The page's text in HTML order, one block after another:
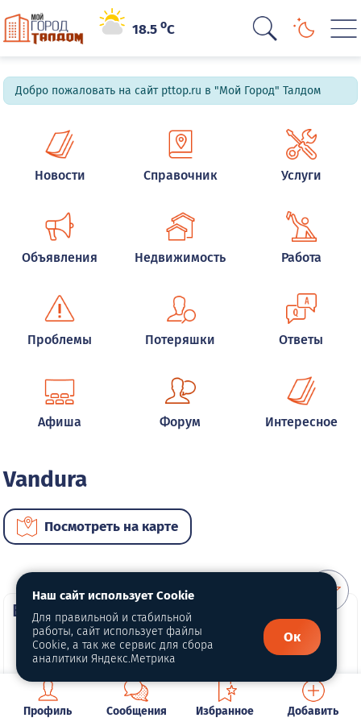
18.5oC
Добро пожаловать на сайт pttop.ru в "Мой Город" Талдом
Новости Справочник Услуги
Объявления Недвижимость Работа
Проблемы Потеряшки Ответы
Афиша Форум Интересное
Vandura
Посмотреть на карте
ВИП автомобили
Профиль Сообщения Избранное Добавить
Наш сайт использует Cookie
Для правильной и стабильной
работы, сайт использует файлы
Cookie, а так же сервис для сбора
аналитики Яндекс.Метрика
Ок